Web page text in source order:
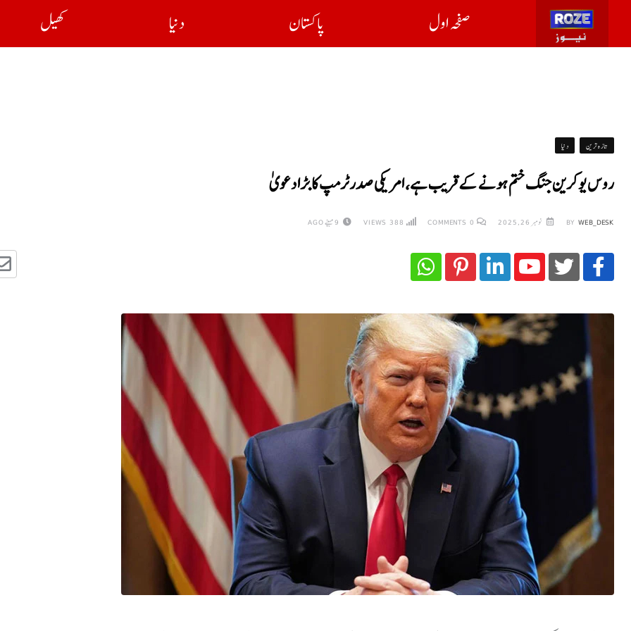
صفحہ اول پاکستان دنیا کھیل
تازہ ترین دنیا
روس یوکرین جنگ ختم ہونے کے قریب ہے، امریکی صدر ٹرمپ کا بڑا دعویٰ
BY WEB_DESK نومبر 26, 2025 0
388 9 مہینے AGO